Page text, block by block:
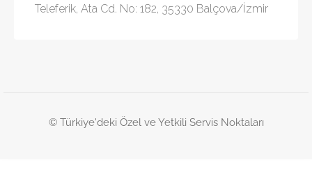
Teleferik, Ata Cd. No: 182, 35330 Balçova/İzmir
© Türkiye'deki Özel ve Yetkili Servis Noktaları